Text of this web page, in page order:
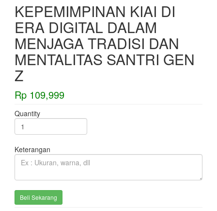
KEPEMIMPINAN KIAI DI
ERA DIGITAL DALAM
MENJAGA TRADISI DAN
MENTALITAS SANTRI GEN
Z
Rp 109,999
Quantity
Keterangan